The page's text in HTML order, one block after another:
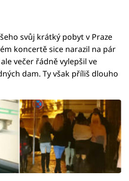
svůj krátký pobyt v Praze
koncertě sice narazil na pár
večer řádně vylepšil ve
dam. Ty však příliš dlouho